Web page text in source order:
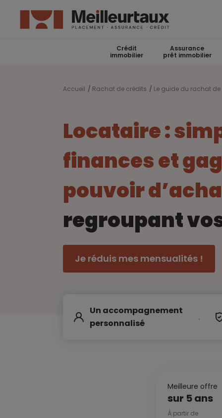
Crédit
immobilier
Assurance
prêt immobilier
Accueil Rachat de crédits Le guide du rachat
Locataire :
finances et
pouvoir
regroupant
Je réduis mes mensualités !
Un accompagnement
personnalisé
Meilleure offre
sur 5 ans
À partir de